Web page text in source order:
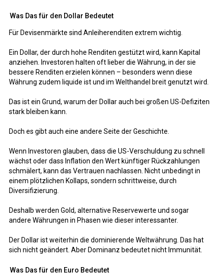
Was Das für den Dollar Bedeutet
Für Devisenmärkte sind Anleiherenditen extrem wichtig.
Ein Dollar, der durch hohe Renditen gestützt wird, kann Kapital
anziehen. Investoren halten oft lieber die Währung, in der sie
bessere Renditen erzielen können – besonders wenn diese
Währung zudem liquide ist und im Welthandel breit genutzt wird.
Das ist ein Grund, warum der Dollar auch bei großen US-Defiziten
stark bleiben kann.
Doch es gibt auch eine andere Seite der Geschichte.
Wenn Investoren glauben, dass die US-Verschuldung zu schnell
wächst oder dass Inflation den Wert künftiger Rückzahlungen
schmälert, kann das Vertrauen nachlassen. Nicht unbedingt in
einem plötzlichen Kollaps, sondern schrittweise, durch
Diversifizierung.
Deshalb werden Gold, alternative Reservewerte und sogar
andere Währungen in Phasen wie dieser interessanter.
Der Dollar ist weiterhin die dominierende Weltwährung. Das hat
sich nicht geändert. Aber Dominanz bedeutet nicht Immunität.
Was Das für den Euro Bedeutet